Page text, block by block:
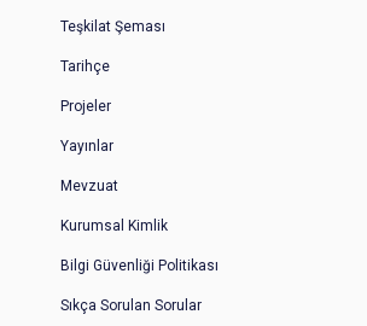
Teşkilat Şeması
Tarihçe
Projeler
Yayınlar
Mevzuat
Kurumsal Kimlik
Bilgi Güvenliği Politikası
Sıkça Sorulan Sorular